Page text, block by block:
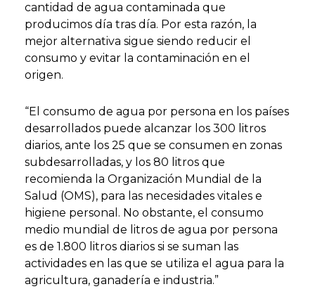
cantidad de agua contaminada que
producimos día tras día. Por esta razón, la
mejor alternativa sigue siendo reducir el
consumo y evitar la contaminación en el
origen.
“El consumo de agua por persona en los países
desarrollados puede alcanzar los 300 litros
diarios, ante los 25 que se consumen en zonas
subdesarrolladas, y los 80 litros que
recomienda la Organización Mundial de la
Salud (OMS), para las necesidades vitales e
higiene personal. No obstante, el consumo
medio mundial de litros de agua por persona
es de 1.800 litros diarios si se suman las
actividades en las que se utiliza el agua para la
agricultura, ganadería e industria.”